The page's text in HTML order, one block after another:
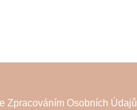
Zpracováním Osobních Údajů